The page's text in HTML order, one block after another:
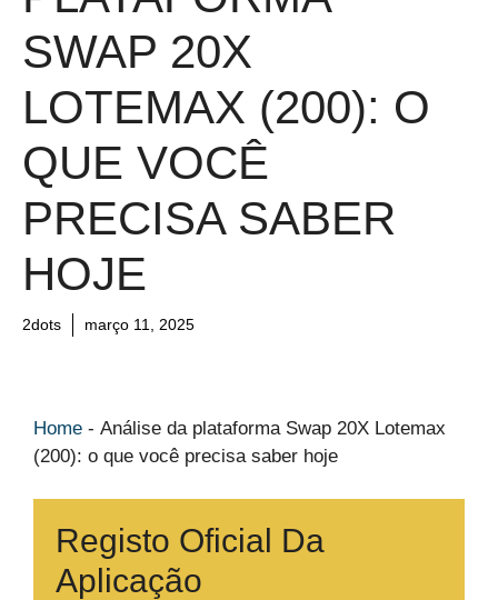
SWAP 20X
LOTEMAX (200): O
QUE VOCÊ
PRECISA SABER
HOJE
2dots março 11, 2025
Home - Análise da plataforma Swap 20X Lotemax
(200): o que você precisa saber hoje
Registo Oficial Da
Aplicação